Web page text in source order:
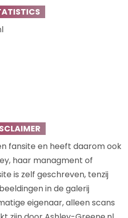
fansite en heeft daarom ook
haar managment of
is zelf geschreven, tenzij
in de galerij
eigenaar, alleen scans